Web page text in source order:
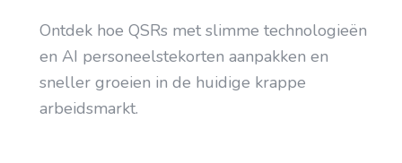
Ontdek hoe QSRs met slimme technologieën
en AI personeelstekorten aanpakken en
sneller groeien in de huidige krappe
arbeidsmarkt.